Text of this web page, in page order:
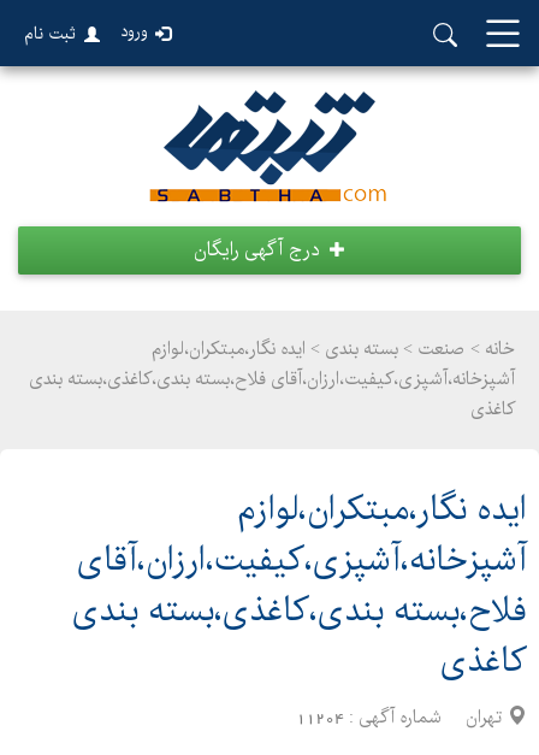
ورود ثبت نام
درج آگهی رایگان
خانه > صنعت > بسته بندی > ایده نگار،مبتکران،لوازم
آشپزخانه،آشپزی،کیفیت،ارزان،آقای فلاح،بسته بندی،کاغذی،بسته بندی
کاغذی
ایده نگار،مبتکران،لوازم
آشپزخانه،آشپزی،کیفیت،ارزان،آقای
فلاح،بسته بندی،کاغذی،بسته بندی
کاغذی
تهران شماره آگهی : 11204